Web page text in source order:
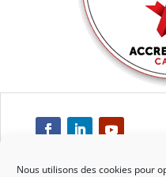
Nous utilisons des cookies pour